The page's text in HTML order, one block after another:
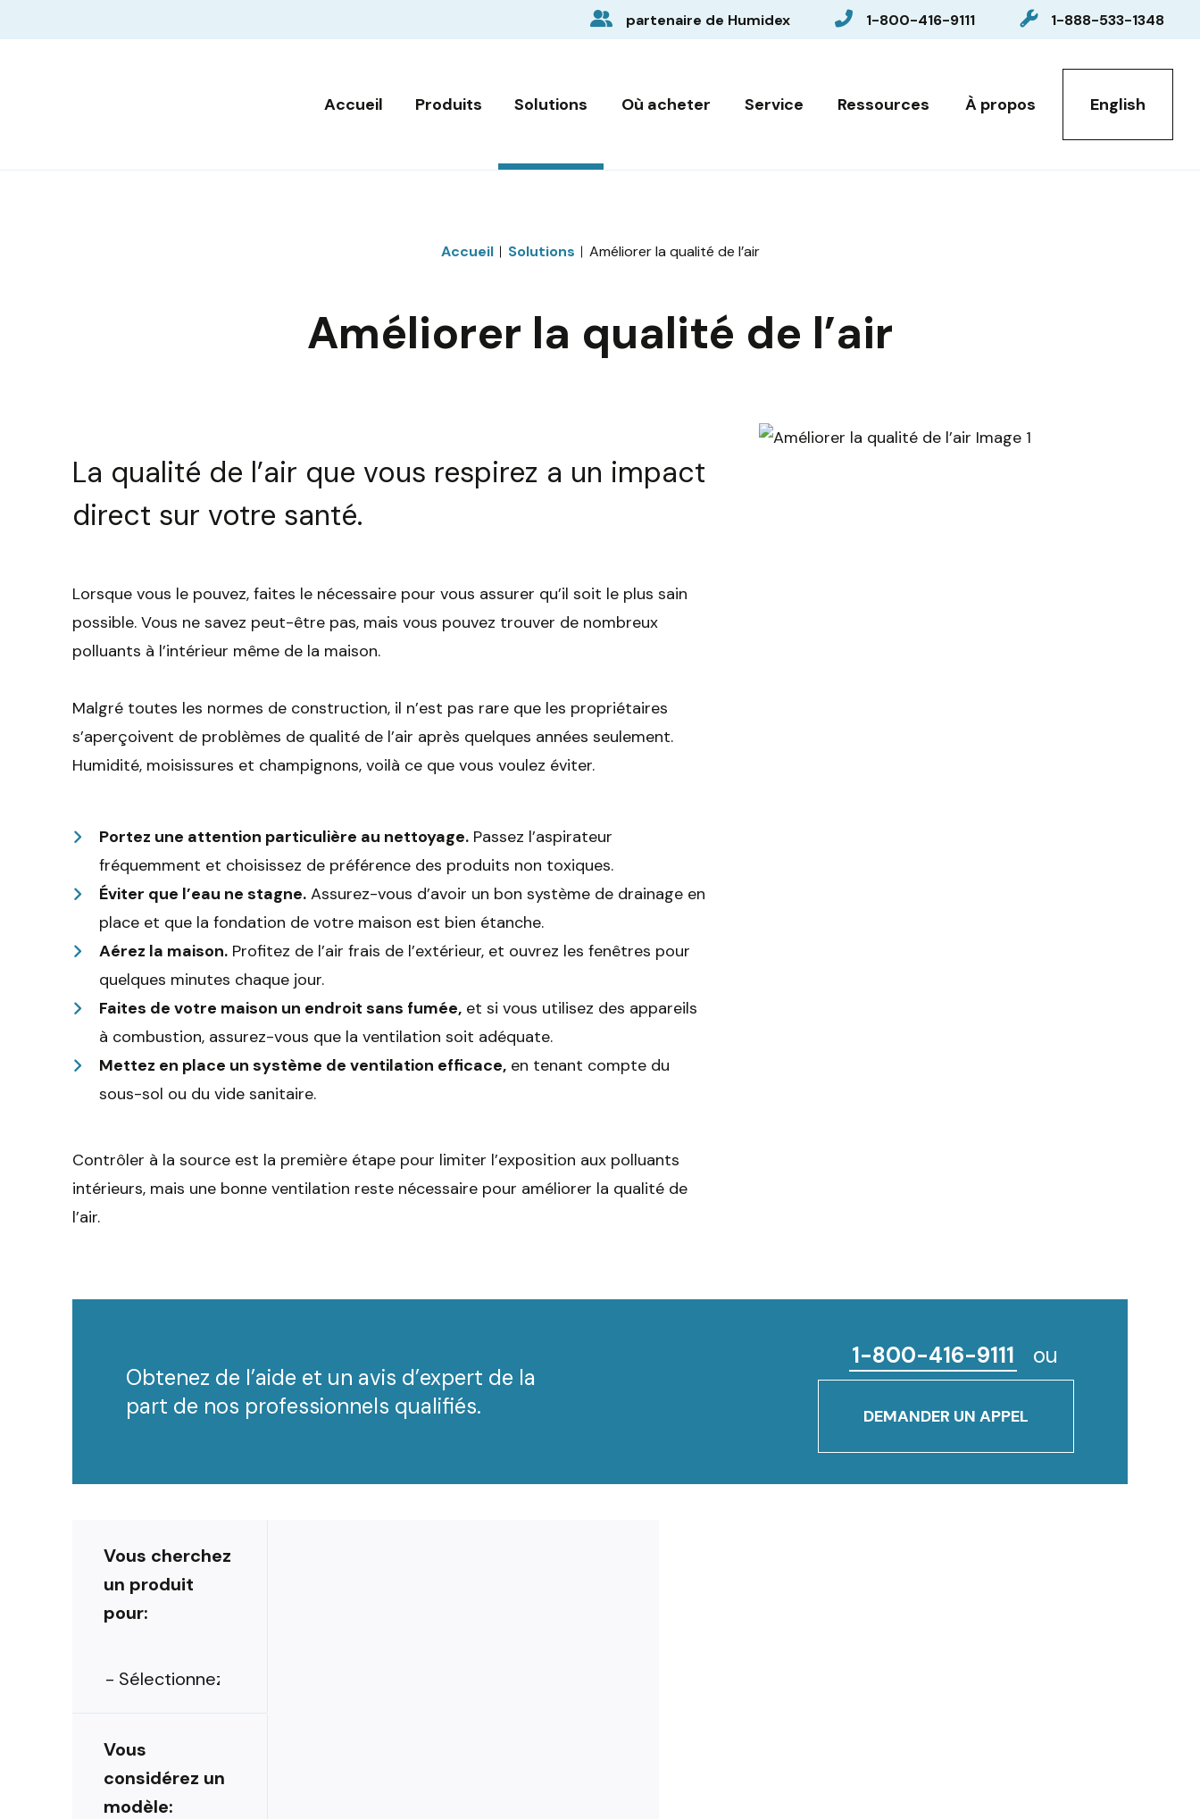
partenaire de Humidex 1-800-416-9111 1-888-533-1348
Accueil Produits Solutions Où acheter Service Ressources À propos
Sélectionnez votre
English
Accueil Solutions Améliorer la qualité de l’air
Améliorer la qualité de l’air
La qualité de l’air que vous respirez a un impact
direct sur votre santé.
Lorsque vous le pouvez, faites le nécessaire pour vous assurer qu’il soit le plus sain
possible. Vous ne savez peut-être pas, mais vous pouvez trouver de nombreux
polluants à l’intérieur même de la maison.
Malgré toutes les normes de construction, il n’est pas rare que les propriétaires
s’aperçoivent de problèmes de qualité de l’air après quelques années seulement.
Humidité, moisissures et champignons, voilà ce que vous voulez éviter.
Portez une attention particulière au nettoyage.Passez l’aspirateur
fréquemment et choisissez de préférence des produits non toxiques.
Éviter que l’eau ne stagne.Assurez-vous d’avoir un bon système de drainage en
place et que la fondation de votre maison est bien étanche.
Aérez la maison.Profitez de l’air frais de l’extérieur, et ouvrez les fenêtres pour
quelques minutes chaque jour.
Faites de votre maison un endroit sans fumée,et si vous utilisez des appareils
à combustion, assurez-vous que la ventilation soit adéquate.
Mettez en place un système de ventilation efficace,en tenant compte du
sous-sol ou du vide sanitaire.
Contrôler à la source est la première étape pour limiter l’exposition aux polluants
intérieurs, mais une bonne ventilation reste nécessaire pour améliorer la qualité de
l’air.
Obtenez de l’aide et un avis d’expert de la
part de nos professionnels qualifiés.
1-800-416-9111 ou
DEMANDER UN APPEL
Vous cherchez
un produit
pour:
Vous
considérez un
modèle: